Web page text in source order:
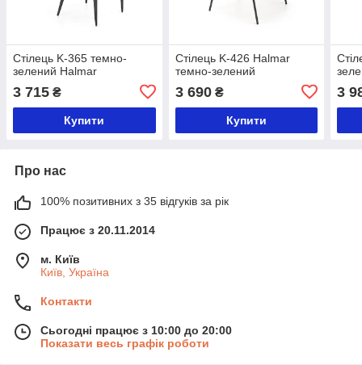
Стілець K-365 темно-
зелений Halmar
3 715 ₴
Купити
Стілець K-426 Halmar
темно-зелений
3 690₴
Купити
3
Про нас
100% позитивних з 35 відгуків за рік
Працює з 20.11.2014
м. Київ
Київ, Україна
Контакти
Сьогодні працює з 10:00 до 20:00
Показати весь графік роботи